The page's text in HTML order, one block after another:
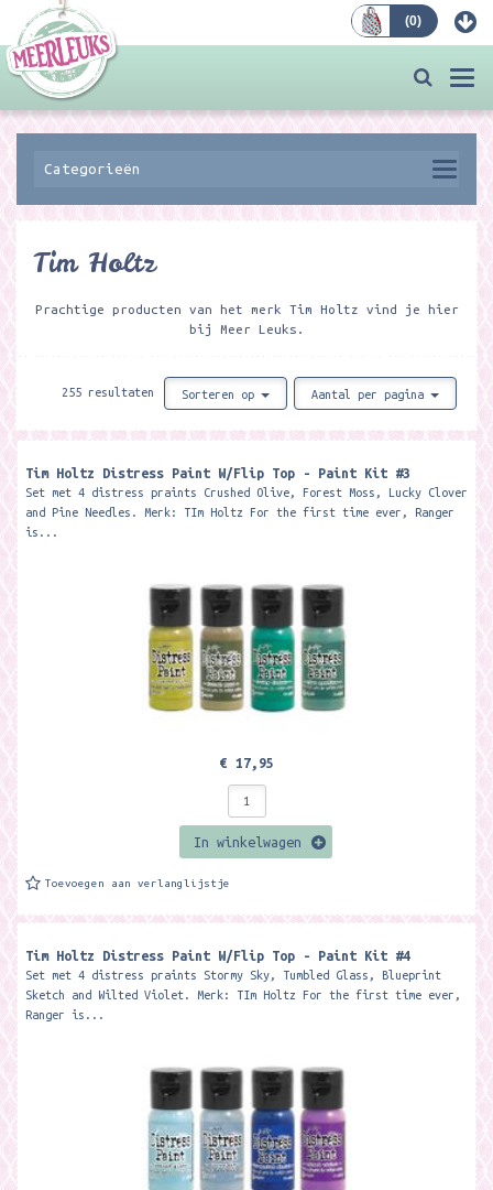
(0)
Categorieën
Tim Holtz
Prachtige producten van het merk Tim Holtz vind je hier
bij Meer Leuks.
255 resultaten Sorteren op Aantal per pagina
Tim Holtz Distress Paint W/Flip Top - Paint Kit #3
Set met 4 distress praints Crushed Olive, Forest Moss, Lucky Clover
and Pine Needles. Merk: TIm Holtz For the first time ever, Ranger
is...
€ 17,95
In winkelwagen
Toevoegen aan verlanglijstje
Tim Holtz Distress Paint W/Flip Top - Paint Kit #4
Set met 4 distress praints Stormy Sky, Tumbled Glass, Blueprint
Sketch and Wilted Violet. Merk: TIm Holtz For the first time ever,
Ranger is...